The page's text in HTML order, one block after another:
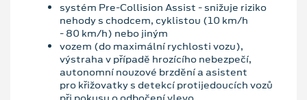
systém Pre-Collision Assist - snižuje riziko
nehody s chodcem, cyklistou (10 km/h
- 80 km/h) nebo jiným
vozem (do maximální rychlosti vozu),
výstraha v případě hrozícího nebezpečí,
autonomní nouzové brzdění a asistent
pro křižovatky s detekcí protijedoucích vozů